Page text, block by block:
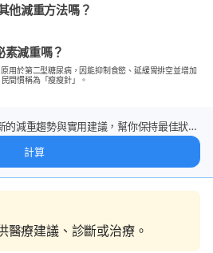
他減重方法嗎？
素減重嗎？
用於第二型糖尿病，因能抑制食慾、延緩胃排空並增加
間慣稱為「瘦瘦針」。
的減重趨勢與實用建議，幫你保持最佳狀
計算
醫療建議、診斷或治療。